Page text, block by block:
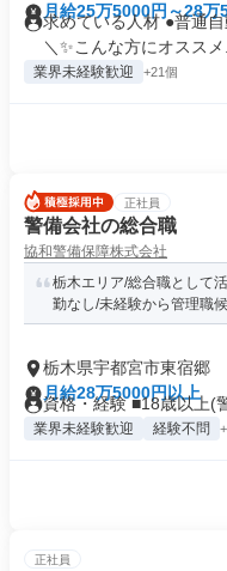
月給25万5000円～28万
求めている人材 ●普通
＼✨こんな方にオススメ
業界未経験歓迎 +21個
正社員
警備会社の総合職
協和警備保障株式会社
栃木エリア/総合職として
勤なし/未経験から管理職
栃木県宇都宮市東宿郷
月給28万5000円以上
資格・経験 ■18歳以上(
業界未経験歓迎 経験不問
正社員